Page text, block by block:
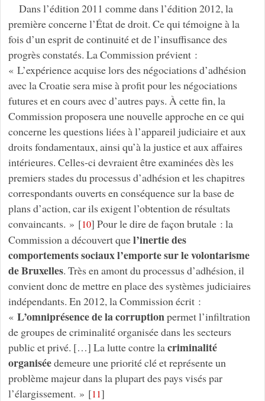
Dans l’édition 2011 comme dans l’édition 2012, la
première concerne l’État de droit. Ce qui témoigne à la
fois d’un esprit de continuité et de l’insuffisance des
progrès constatés. La Commission prévient :
« L’expérience acquise lors des négociations d’adhésion
avec la Croatie sera mise à profit pour les négociations
futures et en cours avec d’autres pays. À cette fin, la
Commission proposera une nouvelle approche en ce qui
concerne les questions liées à l’appareil judiciaire et aux
droits fondamentaux, ainsi qu’à la justice et aux affaires
intérieures. Celles-ci devraient être examinées dès les
premiers stades du processus d’adhésion et les chapitres
correspondants ouverts en conséquence sur la base de
plans d’action, car ils exigent l’obtention de résultats
convaincants. » [10] Pour le dire de façon brutale : la
Commission a découvert quel’inertie des
comportements sociaux l’emporte sur le volontarisme
de Bruxelles. Très en amont du processus d’adhésion, il
convient donc de mettre en place des systèmes judiciaires
indépendants. En 2012, la Commission écrit :
« L’omniprésence de la corruptionpermet l’infiltration
de groupes de criminalité organisée dans les secteurs
public et privé. […] La lutte contre lacriminalité
organiséedemeure une priorité clé et représente un
problème majeur dans la plupart des pays visés par
l’élargissement. » [11]